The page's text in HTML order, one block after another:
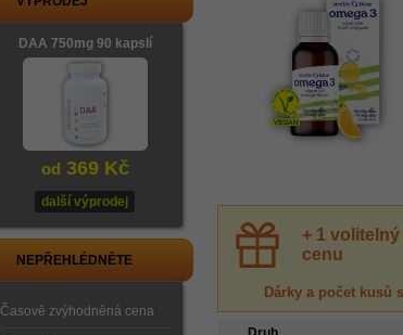
+ 1
cenu
Dárky a počet kusů
DAA 750mg 90 kapslí
od 369 Kč
další výprodej
NEPŘEHLÉDNĚTE
Časově zvýhodněná cena